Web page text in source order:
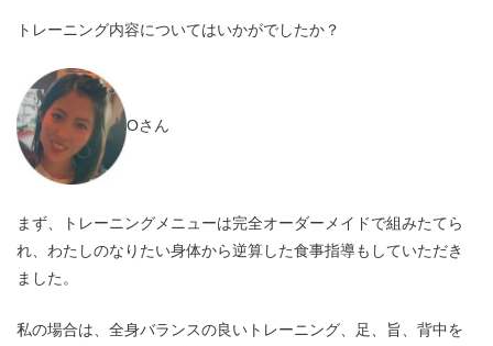
トレーニング内容についてはいかがでしたか？
Oさん
まず、トレーニングメニューは完全オーダーメイドで組みたてら
れ、わたしのなりたい身体から逆算した食事指導もしていただき
ました。
私の場合は、全身バランスの良いトレーニング、足、旨、背中を